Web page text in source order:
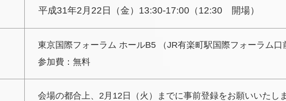
平成31年2月22日（金）13:30-17:00（12:30 開場）
東京国際フォーラム ホールB5 （JR有楽町駅国際フォーラム口
参加費：無料
会場の都合上、2月12日（火）までに事前登録をお願いいたしま